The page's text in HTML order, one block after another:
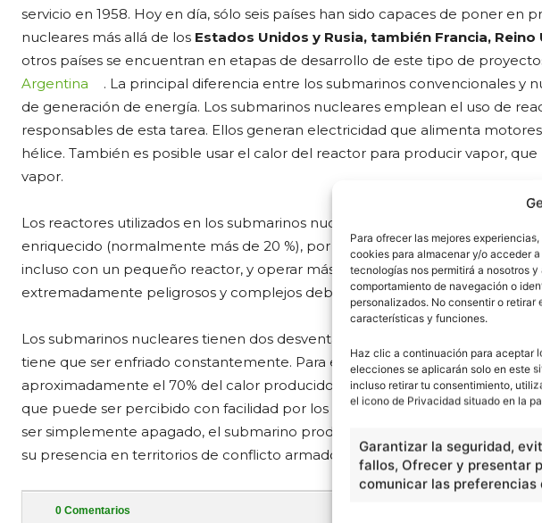
Para ofrecer las mejores
cookies para almacenar y/o acceder
tecnologías nos permitirá a nosotros
comportamiento de navegación o
personalizados. No consentir o
características y funciones.
Haz clic a continuación para aceptar
elecciones se aplicarán solo en este
incluso retirar tu consentimiento,
el icono de Privacidad situado en la
Garantizar la seguridad,
fallos, Ofrecer y presentar
comunicar las preferencias
servicio en 1958. Hoy en día, sólo seis países han sido capaces de poner en
nucleares más allá de los Estados Unidos y Rusia, también Francia, Reino
otros países se encuentran en etapas de desarrollo de este tipo de
Argentina
. La principal diferencia entre los submarinos convencionales y
de generación de energía. Los submarinos nucleares emplean el uso de
responsables de esta tarea. Ellos generan electricidad que alimenta
hélice. También es posible usar el calor del reactor para producir vapor,
vapor.
Los reactores utilizados en los submarinos nucleares típicamente utilizan
enriquecido (normalmente más de 20 %), por lo que pueden proporcionar
incluso con un pequeño reactor, y operar más tiempo sin necesidad de las
extremadamente peligrosos y complejos debido a la naturaleza de los
Los submarinos nucleares tienen dos desventajas notables. La primera
tiene que ser enfriado constantemente. Para este fin, el sistema usa el
aproximadamente el 70% del calor producido por el reactor. Esta solución
que puede ser percibido con facilidad por los escáneres térmicos. Además,
ser simplemente apagado, el submarino produce un sonido que puede ser
su presencia en territorios de conflicto armado.
0 Comentarios